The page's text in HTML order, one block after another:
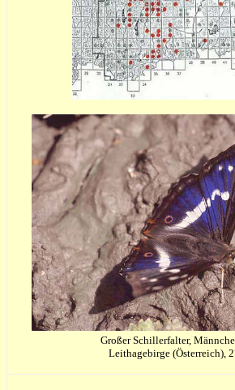
Großer Schillerfalter,
Leithagebirge (Österreich),